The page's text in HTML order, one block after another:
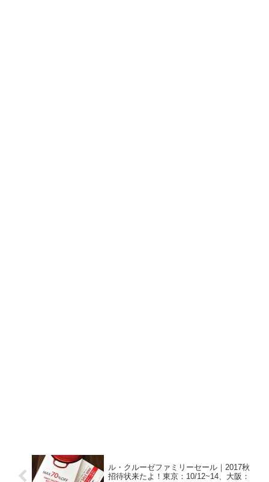
ル・クルーゼファミリーセール｜2017秋
招待状来たよ！東京：10/12~14、大阪：